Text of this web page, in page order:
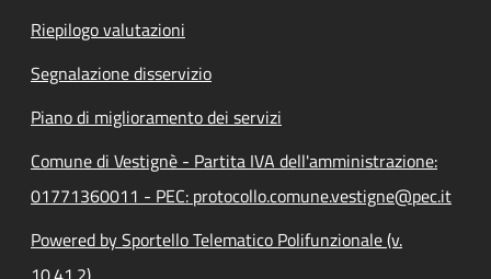
Riepilogo valutazioni
Segnalazione disservizio
Piano di miglioramento dei servizi
Comune di Vestignè - Partita IVA dell'amministrazione:
01771360011 - PEC: protocollo.comune.vestigne@pec.it
Powered by Sportello Telematico Polifunzionale (v.